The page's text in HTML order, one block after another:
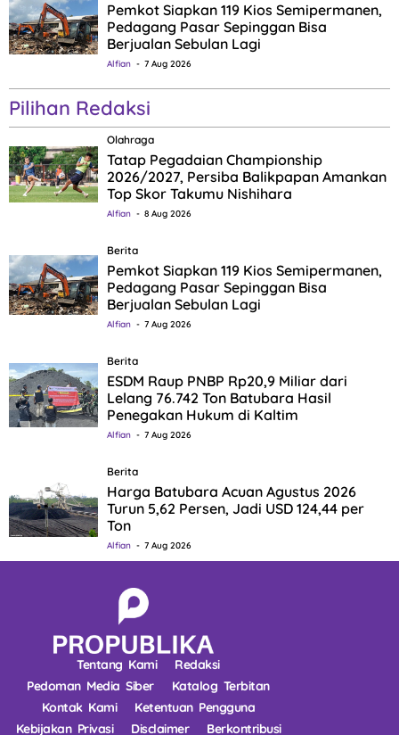
Pemkot Siapkan 119 Kios Semipermanen,
Pedagang Pasar Sepinggan Bisa
Berjualan Sebulan Lagi
Alfian 7 Aug 2026
Pilihan Redaksi
Olahraga
Tatap Pegadaian Championship
2026/2027, Persiba Balikpapan Amankan
Top Skor Takumu Nishihara
Alfian 8 Aug 2026
Berita
Pemkot Siapkan 119 Kios Semipermanen,
Pedagang Pasar Sepinggan Bisa
Berjualan Sebulan Lagi
Alfian 7 Aug 2026
Berita
ESDM Raup PNBP Rp20,9 Miliar dari
Lelang 76.742 Ton Batubara Hasil
Penegakan Hukum di Kaltim
Alfian 7 Aug 2026
Berita
Harga Batubara Acuan Agustus 2026
Turun 5,62 Persen, Jadi USD 124,44 per
Ton
Alfian 7 Aug 2026
Tentang Kami
Redaksi
Pedoman Media Siber
Katalog Terbitan
Kontak Kami
Ketentuan Pengguna
Kebijakan Privasi
Disclaimer Berkontribusi